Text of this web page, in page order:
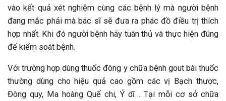
vào kết quả xét nghiệm cùng các bệnh lý mà người bệnh
đang mắc phải mà bác sĩ sẽ đưa ra phác đồ điều trị thích
hợp nhất. Khi đó người bệnh hãy tuân thủ và thực hiện đúng
để kiểm soát bệnh.
Với trường hợp dùng thuốc đông y chữa bệnh gout bài thuốc
thường dùng cho hiệu quả cao gồm các vị Bạch thược,
Đông quy, Ma hoàng Quế chi, Ý dĩ… Tại mỗi cơ sở chữa